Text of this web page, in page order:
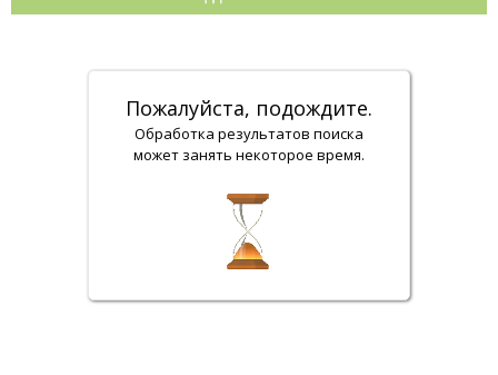
Пожалуйста, подождите.
Обработка результатов поиска
может занять некоторое время.